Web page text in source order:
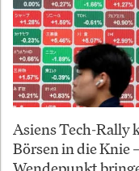
Asiens Tech-Rally
Börsen in die Knie